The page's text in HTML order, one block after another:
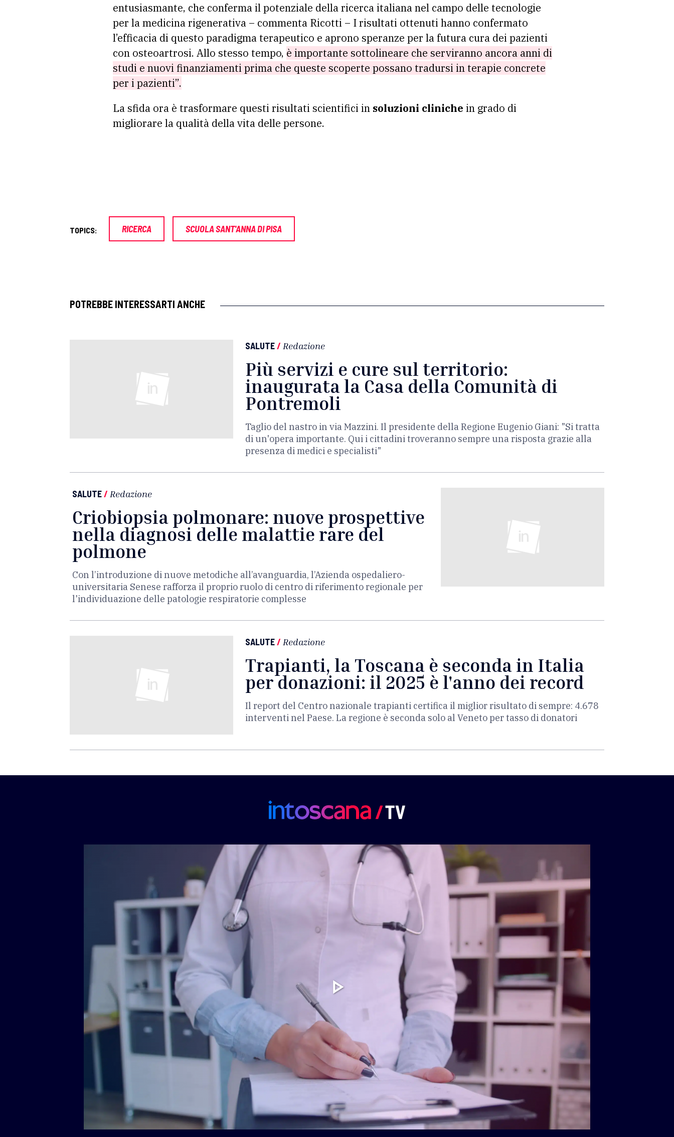
entusiasmante, che conferma il potenziale della ricerca italiana nel campo delle tecnologie
per la medicina rigenerativa – commenta Ricotti – I risultati ottenuti hanno confermato
l’efficacia di questo paradigma terapeutico e aprono speranze per la futura cura dei pazienti
con osteoartrosi. Allo stesso tempo, è importante sottolineare che serviranno ancora anni di
studi e nuovi finanziamenti prima che queste scoperte possano tradursi in terapie concrete
per i pazienti”.
La sfida ora è trasformare questi risultati scientifici in soluzioni cliniche in grado di
migliorare la qualità della vita delle persone.
TOPICS: RICERCA SCUOLA SANT'ANNA DI PISA
POTREBBE INTERESSARTI ANCHE
SALUTE/ Redazione
Più servizi e cure sul territorio:
inaugurata la Casa della Comunità di
Pontremoli
Taglio del nastro in via Mazzini. Il presidente della Regione Eugenio Giani: "Si tratta
di un'opera importante. Qui i cittadini troveranno sempre una risposta grazie alla
presenza di medici e specialisti"
SALUTE/ Redazione
Criobiopsia polmonare: nuove prospettive
nella diagnosi delle malattie rare del
polmone
Con l’introduzione di nuove metodiche all’avanguardia, l’Azienda ospedaliero-
universitaria Senese rafforza il proprio ruolo di centro di riferimento regionale per
l'individuazione delle patologie respiratorie complesse
SALUTE/ Redazione
Trapianti, la Toscana è seconda in Italia
per donazioni: il 2025 è l'anno dei record
Il report del Centro nazionale trapianti certifica il miglior risultato di sempre: 4.678
interventi nel Paese. La regione è seconda solo al Veneto per tasso di donatori